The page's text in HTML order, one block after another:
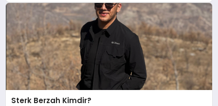
Sterk Berzah Kimdir?